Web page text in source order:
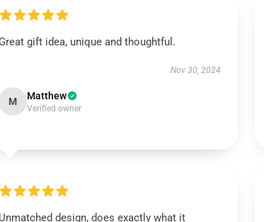
Great gift idea, unique and thoughtful.
Nov 30, 2024
M Matthew
Verified owner
Unmatched design, does exactly what it